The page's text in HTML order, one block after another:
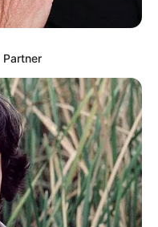
Partner